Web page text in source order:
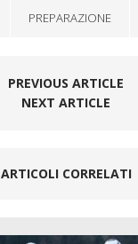
PREPARAZIONE
PREVIOUS ARTICLE
NEXT ARTICLE
ARTICOLI CORRELATI